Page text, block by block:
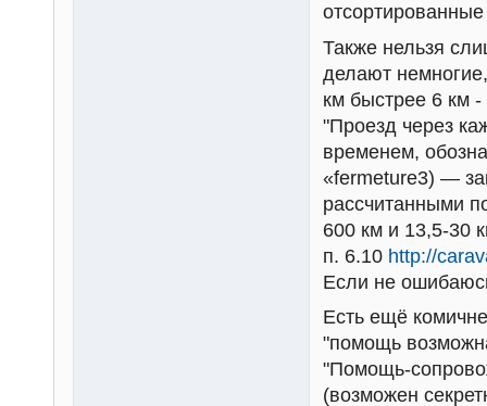
Также нельзя
делают
км быстрее 6 км
"Проезд через
временем,
«fermeture3) —
рассчитанными
600 км и 13,5-30
п. 6.10 http://
Если не
Есть ещё
"помощь
"Помощь-
(возможен